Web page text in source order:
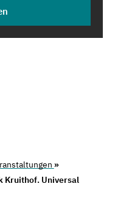
»
Kruithof. Universal